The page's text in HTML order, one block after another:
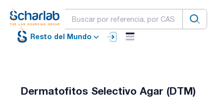
Resto del Mundo
Dermatofitos Selectivo Agar (DTM)